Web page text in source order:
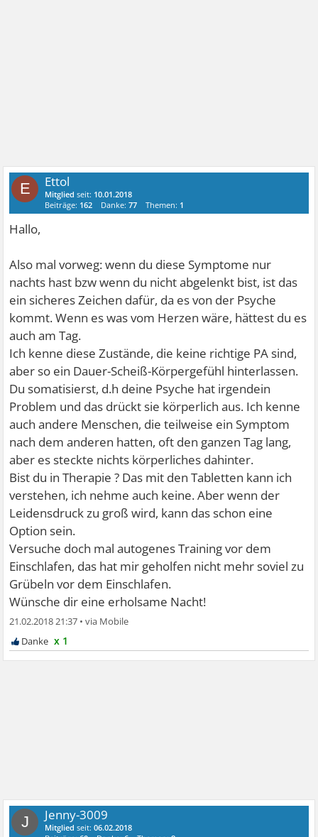
E Ettol
Mitglied seit: 10.01.2018
Beiträge: 162 Danke:77 Themen: 1
Hallo,
Also mal vorweg: wenn du diese Symptome nur
nachts hast bzw wenn du nicht abgelenkt bist, ist das
ein sicheres Zeichen dafür, da es von der Psyche
kommt. Wenn es was vom Herzen wäre, hättest du es
auch am Tag.
Ich kenne diese Zustände, die keine richtige PA sind,
aber so ein Dauer-Scheiß-Körpergefühl hinterlassen.
Du somatisierst, d.h deine Psyche hat irgendein
Problem und das drückt sie körperlich aus. Ich kenne
auch andere Menschen, die teilweise ein Symptom
nach dem anderen hatten, oft den ganzen Tag lang,
aber es steckte nichts körperliches dahinter.
Bist du in Therapie ? Das mit den Tabletten kann ich
verstehen, ich nehme auch keine. Aber wenn der
Leidensdruck zu groß wird, kann das schon eine
Option sein.
Versuche doch mal autogenes Training vor dem
Einschlafen, das hat mir geholfen nicht mehr soviel zu
Grübeln vor dem Einschlafen.
Wünsche dir eine erholsame Nacht!
21.02.2018 21:37 •
x 1
J Jenny-3009
Mitglied seit:06.02.2018